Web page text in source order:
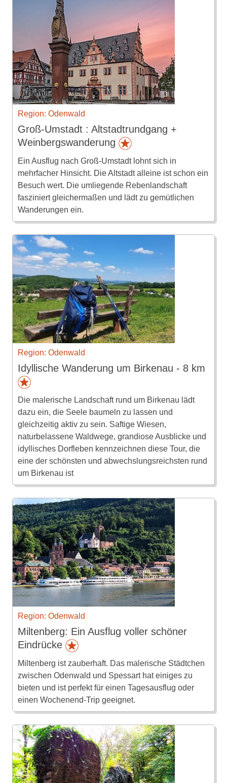
Region: Odenwald
Groß-Umstadt : Altstadtrundgang +
Weinbergswanderung
Ein Ausflug nach Groß-Umstadt lohnt sich in
mehrfacher Hinsicht. Die Altstadt alleine ist schon ein
Besuch wert. Die umliegende Rebenlandschaft
fasziniert gleichermaßen und lädt zu gemütlichen
Wanderungen ein.
Region: Odenwald
Idyllische Wanderung um Birkenau - 8 km
Die malerische Landschaft rund um Birkenau lädt
dazu ein, die Seele baumeln zu lassen und
gleichzeitig aktiv zu sein. Saftige Wiesen,
naturbelassene Waldwege, grandiose Ausblicke und
idyllisches Dorfleben kennzeichnen diese Tour, die
eine der schönsten und abwechslungsreichsten rund
um Birkenau ist
Region: Odenwald
Miltenberg: Ein Ausflug voller schöner
Eindrücke
Miltenberg ist zauberhaft. Das malerische Städtchen
zwischen Odenwald und Spessart hat einiges zu
bieten und ist perfekt für einen Tagesausflug oder
einen Wochenend-Trip geeignet.